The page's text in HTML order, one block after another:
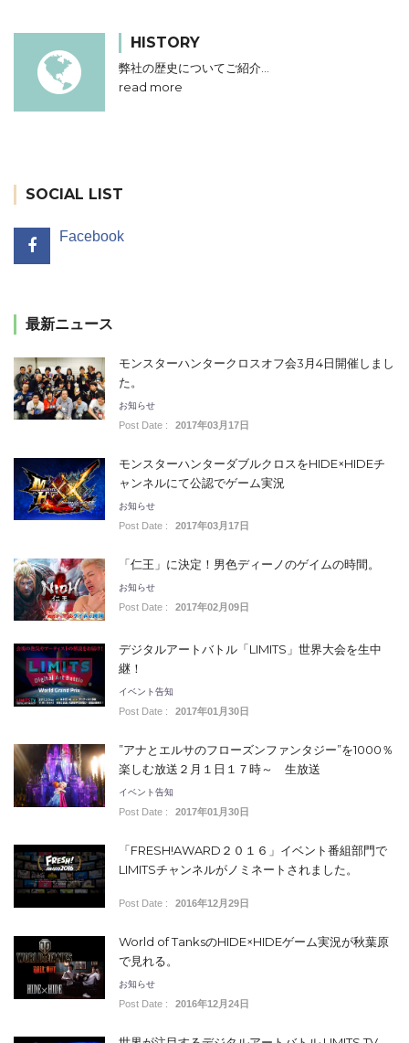
HISTORY
弊社の歴史についてご紹介…
read more
SOCIAL LIST
Facebook
最新ニュース
モンスターハンタークロスオフ会3月4日開催しまし
た。
お知らせ
Post Date : 2017年03月17日
モンスターハンターダブルクロスをHIDE×HIDEチ
ャンネルにて公認でゲーム実況
お知らせ
Post Date : 2017年03月17日
「仁王」に決定！男色ディーノのゲイムの時間。
お知らせ
Post Date : 2017年02月09日
デジタルアートバトル「LIMITS」世界大会を生中
継！
イベント告知
Post Date : 2017年01月30日
”アナとエルサのフローズンファンタジー”を1000％
楽しむ放送２月１日１７時～ 生放送
イベント告知
Post Date : 2017年01月30日
「FRESH!AWARD２０１６」イベント番組部門で
LIMITSチャンネルがノミネートされました。
Post Date : 2016年12月29日
World of TanksのHIDE×HIDEゲーム実況が秋葉原
で見れる。
お知らせ
Post Date : 2016年12月24日